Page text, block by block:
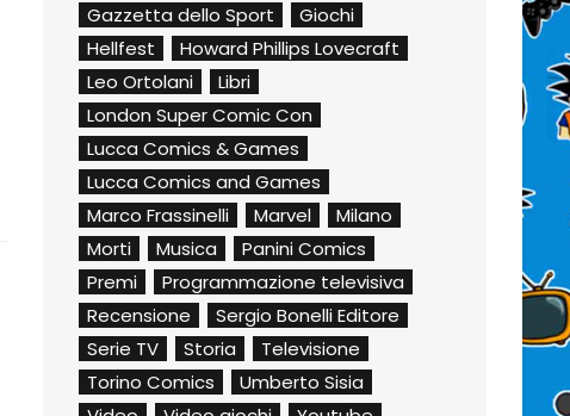
Gazzetta dello Sport
Giochi
Hellfest
Howard Phillips Lovecraft
Leo Ortolani
Libri
London Super Comic Con
Lucca Comics & Games
Lucca Comics and Games
Marco Frassinelli
Marvel
Milano
Morti
Musica
Panini Comics
Premi
Programmazione televisiva
Recensione
Sergio Bonelli Editore
Serie TV
Storia
Televisione
Torino Comics
Umberto Sisia